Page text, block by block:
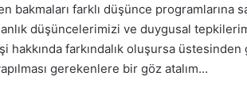
bakmaları farklı düşünce programlarına
düşüncelerimizi ve duygusal
farkındalık oluşursa üstesinden
gerekenlere bir göz atalım…